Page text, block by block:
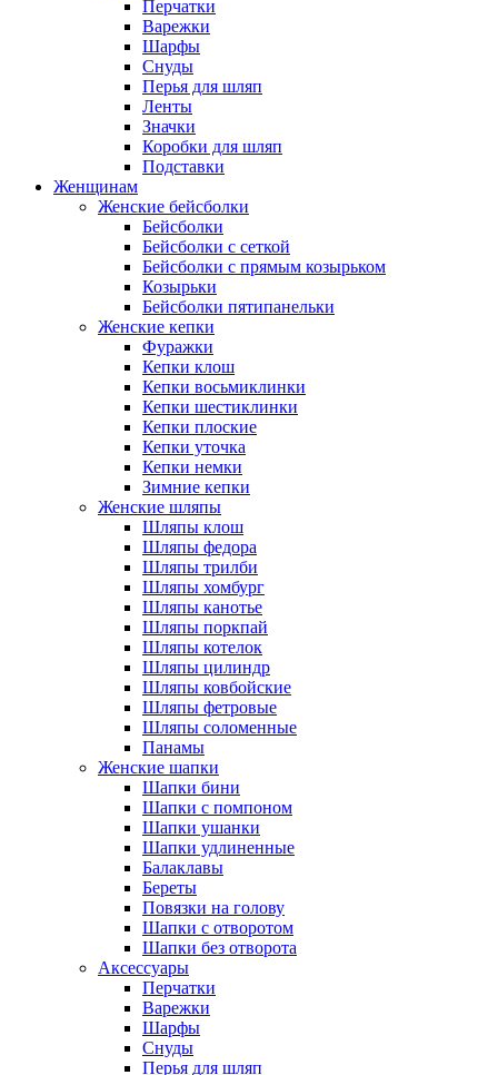
Перчатки
Варежки
Шарфы
Снуды
Перья для шляп
Ленты
Значки
Коробки для шляп
Подставки
Женщинам
Женские бейсболки
Бейсболки
Бейсболки с сеткой
Бейсболки с прямым козырьком
Козырьки
Бейсболки пятипанельки
Женские кепки
Фуражки
Кепки клош
Кепки восьмиклинки
Кепки шестиклинки
Кепки плоские
Кепки уточка
Кепки немки
Зимние кепки
Женские шляпы
Шляпы клош
Шляпы федора
Шляпы трилби
Шляпы хомбург
Шляпы канотье
Шляпы поркпай
Шляпы котелок
Шляпы цилиндр
Шляпы ковбойские
Шляпы фетровые
Шляпы соломенные
Панамы
Женские шапки
Шапки бини
Шапки с помпоном
Шапки ушанки
Шапки удлиненные
Балаклавы
Береты
Повязки на голову
Шапки с отворотом
Шапки без отворота
Аксессуары
Перчатки
Варежки
Шарфы
Снуды
Перья для шляп